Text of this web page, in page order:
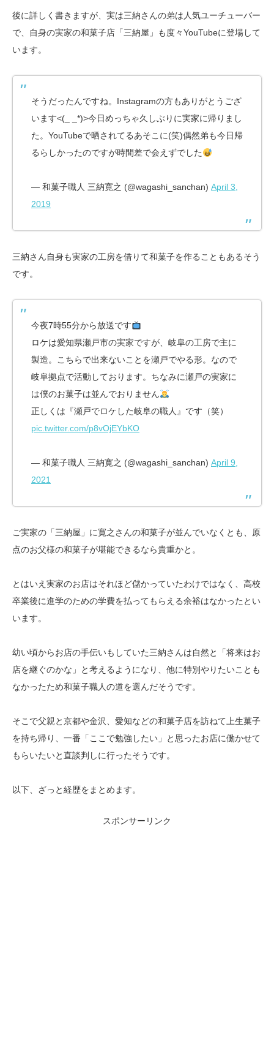
後に詳しく書きますが、実は三納さんの弟は人気ユーチューバー
で、自身の実家の和菓子店「三納屋」も度々YouTubeに登場して
います。
そうだったんですね。Instagramの方もありがとうござ
います<(_ _*)>今日めっちゃ久しぶりに実家に帰りまし
た。YouTubeで晒されてるあそこに(笑)偶然弟も今日帰
るらしかったのですが時間差で会えずでした
— 和菓子職人 三納寛之 (@wagashi_sanchan) April 3,
2019
三納さん自身も実家の工房を借りて和菓子を作ることもあるそう
です。
今夜7時55分から放送です
ロケは愛知県瀬戸市の実家ですが、岐阜の工房で主に
製造。こちらで出来ないことを瀬戸でやる形。なので
岐阜拠点で活動しております。ちなみに瀬戸の実家に
は僕のお菓子は並んでおりません
正しくは『瀬戸でロケした岐阜の職人』です（笑）
pic.twitter.com/p8vOjEYbKO
— 和菓子職人 三納寛之 (@wagashi_sanchan) April 9,
2021
ご実家の「三納屋」に寛之さんの和菓子が並んでいなくとも、原
点のお父様の和菓子が堪能できるなら貴重かと。
とはいえ実家のお店はそれほど儲かっていたわけではなく、高校
卒業後に進学のための学費を払ってもらえる余裕はなかったとい
います。
幼い頃からお店の手伝いもしていた三納さんは自然と「将来はお
店を継ぐのかな」と考えるようになり、他に特別やりたいことも
なかったため和菓子職人の道を選んだそうです。
そこで父親と京都や金沢、愛知などの和菓子店を訪ねて上生菓子
を持ち帰り、一番「ここで勉強したい」と思ったお店に働かせて
もらいたいと直談判しに行ったそうです。
以下、ざっと経歴をまとめます。
スポンサーリンク